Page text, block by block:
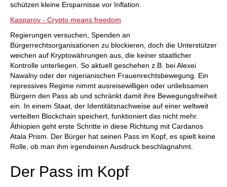
schützen kleine Ersparnisse vor Inflation.
Kasparov - Crypto means freedom
Regierungen versuchen, Spenden an
Bürgerrechtsorganisationen zu blockieren, doch die Unterstützer
weichen auf Kryptowährungen aus, die keiner staatlicher
Kontrolle unterliegen. So aktuell geschehen z.B. bei Alexei
Nawalny oder der nigerianischen Frauenrechtsbewegung. Ein
repressives Regime nimmt ausreisewilligen oder unliebsamen
Bürgern den Pass ab und schränkt damit ihre Bewegungsfreiheit
ein. In einem Staat, der Identitätsnachweise auf einer weltweit
verteilten Blockchain speichert, funktioniert das nicht mehr.
Äthiopien geht erste Schritte in diese Richtung mit Cardanos
Atala Prism. Der Bürger hat seinen Pass im Kopf, es spielt keine
Rolle, ob man ihm irgendeinen Ausdruck beschlagnahmt.
Der Pass im Kopf